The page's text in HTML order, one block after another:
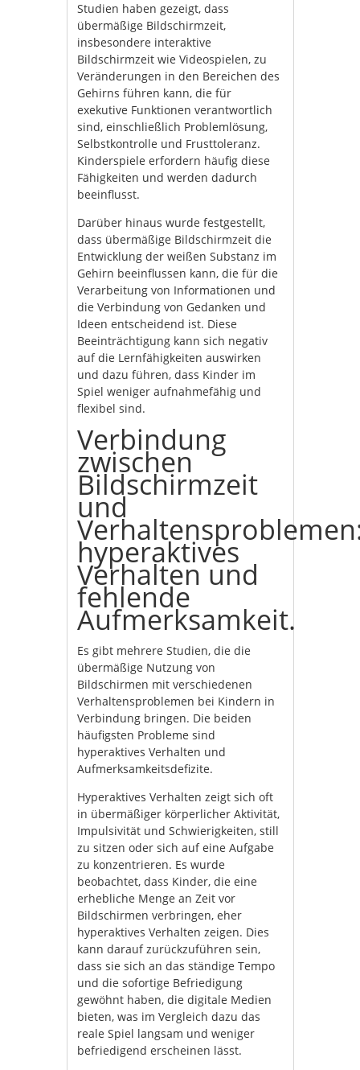
Studien haben gezeigt, dass
übermäßige Bildschirmzeit,
insbesondere interaktive
Bildschirmzeit wie Videospielen, zu
Veränderungen in den Bereichen des
Gehirns führen kann, die für
exekutive Funktionen verantwortlich
sind, einschließlich Problemlösung,
Selbstkontrolle und Frusttoleranz.
Kinderspiele erfordern häufig diese
Fähigkeiten und werden dadurch
beeinflusst.
Darüber hinaus wurde festgestellt,
dass übermäßige Bildschirmzeit die
Entwicklung der weißen Substanz im
Gehirn beeinflussen kann, die für die
Verarbeitung von Informationen und
die Verbindung von Gedanken und
Ideen entscheidend ist. Diese
Beeinträchtigung kann sich negativ
auf die Lernfähigkeiten auswirken
und dazu führen, dass Kinder im
Spiel weniger aufnahmefähig und
flexibel sind.
Verbindung
zwischen
Bildschirmzeit
und
hyperaktives
Verhalten und
fehlende
Aufmerksamkeit.
Es gibt mehrere Studien, die die
übermäßige Nutzung von
Bildschirmen mit verschiedenen
Verhaltensproblemen bei Kindern in
Verbindung bringen. Die beiden
häufigsten Probleme sind
hyperaktives Verhalten und
Aufmerksamkeitsdefizite.
Hyperaktives Verhalten zeigt sich oft
in übermäßiger körperlicher Aktivität,
Impulsivität und Schwierigkeiten, still
zu sitzen oder sich auf eine Aufgabe
zu konzentrieren. Es wurde
beobachtet, dass Kinder, die eine
erhebliche Menge an Zeit vor
Bildschirmen verbringen, eher
hyperaktives Verhalten zeigen. Dies
kann darauf zurückzuführen sein,
dass sie sich an das ständige Tempo
und die sofortige Befriedigung
gewöhnt haben, die digitale Medien
bieten, was im Vergleich dazu das
reale Spiel langsam und weniger
befriedigend erscheinen lässt.